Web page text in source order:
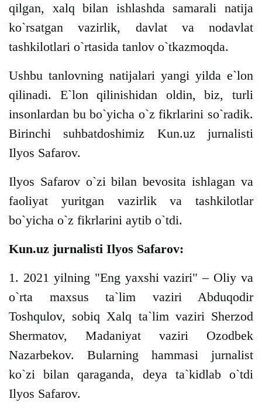
qilgan, xalq bilan ishlashda samarali natija
ko`rsatgan vazirlik, davlat va nodavlat
tashkilotlari o`rtasida tanlov o`tkazmoqda.
Ushbu tanlovning natijalari yangi yilda e`lon
qilinadi. E`lon qilinishidan oldin, biz, turli
insonlardan bu bo`yicha o`z fikrlarini so`radik.
Birinchi suhbatdoshimiz Kun.uz jurnalisti
Ilyos Safarov.
Ilyos Safarov o`zi bilan bevosita ishlagan va
faoliyat yuritgan vazirlik va tashkilotlar
bo`yicha o`z fikrlarini aytib o`tdi.
Kun.uz jurnalisti Ilyos Safarov:
1. 2021 yilning "Eng yaxshi vaziri" – Oliy va
o`rta maxsus ta`lim vaziri Abduqodir
Toshqulov, sobiq Xalq ta`lim vaziri Sherzod
Shermatov, Madaniyat vaziri Ozodbek
Nazarbekov. Bularning hammasi jurnalist
ko`zi bilan qaraganda, deya ta`kidlab o`tdi
Ilyos Safarov.